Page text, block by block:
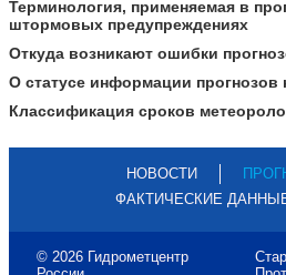
Терминология, применяемая в
штормовых предупреждениях
Откуда возникают ошибки
О статусе информации прогнозов
Классификация сроков
НОВОСТИ
ФАКТИЧЕСКИЕ
© 2026 Гидрометцентр